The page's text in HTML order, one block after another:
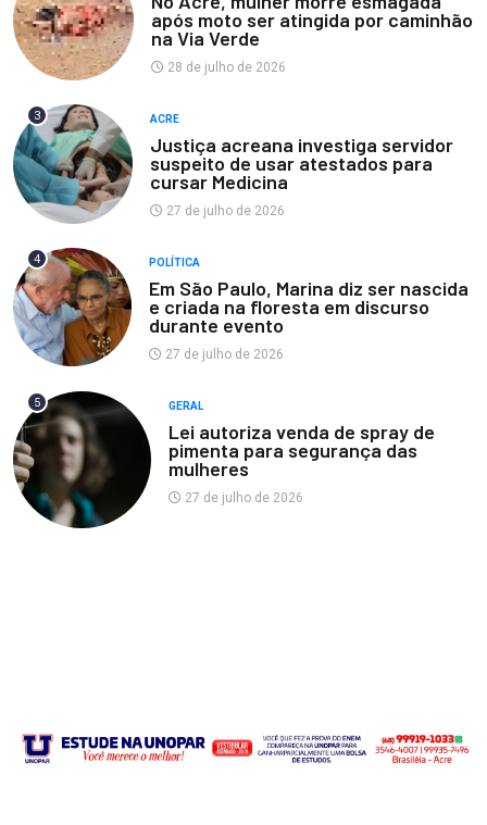
após moto ser atingida por caminhão
na Via Verde
28 de julho de 2026
3 ACRE
Justiça acreana investiga servidor
suspeito de usar atestados para
cursar Medicina
27 de julho de 2026
4 POLÍTICA
Em São Paulo, Marina diz ser nascida
e criada na floresta em discurso
durante evento
27 de julho de 2026
5 GERAL
Lei autoriza venda de spray de
pimenta para segurança das
mulheres
27 de julho de 2026